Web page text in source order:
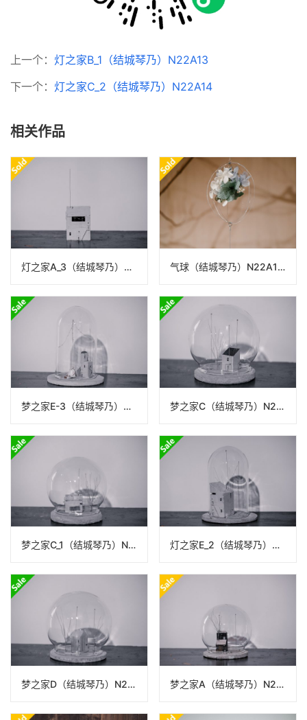
上一个： 灯之家B_1（结城琴乃）N22A13
下一个： 灯之家C_2（结城琴乃）N22A14
相关作品
灯之家A_3（结城琴乃）N22A12 气球（结城琴乃）N22A101
梦之家E-3（结城琴乃）N22A21_22_24 梦之家C（结城琴乃）N22A19_22
梦之家C_1（结城琴乃）N22A19_24 灯之家E_2（结城琴乃）N22A16
梦之家D（结城琴乃）N22A20_22 梦之家A（结城琴乃）N22A17_24